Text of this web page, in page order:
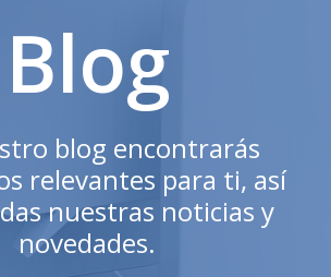
Blog
blog encontrarás
relevantes para ti, así
nuestras noticias y
novedades.